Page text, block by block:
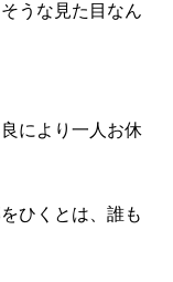
うな見た目なん
により一人お休
ひくとは、誰も